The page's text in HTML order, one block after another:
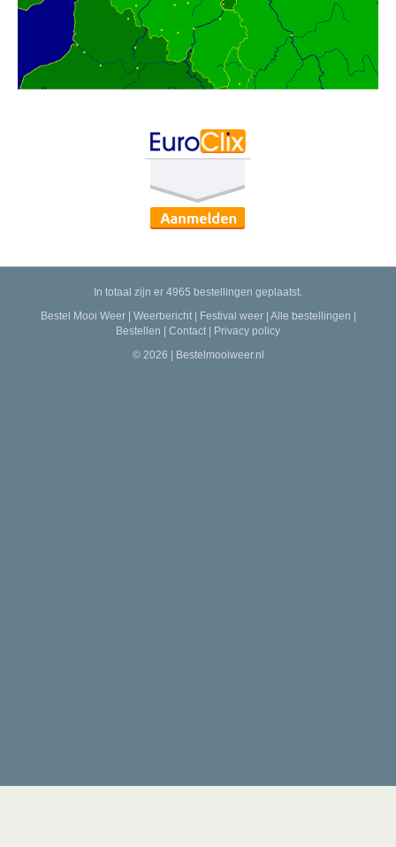
In totaal zijn er 4965 bestellingen geplaatst.
Bestel Mooi Weer| Weerbericht| Festival weer| Alle bestellingen
Bestellen
Contact
Privacy policy
© 2026 | Bestelmooiweer.nl